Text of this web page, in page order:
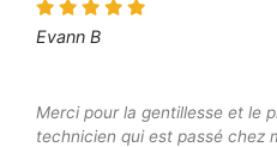
Evann B
Merci pour la gentillesse et le
technicien qui est passé chez